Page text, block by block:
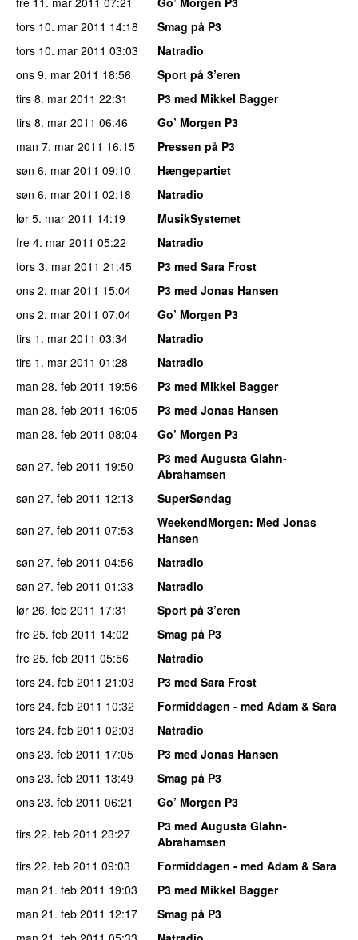
tors 10. mar 2011 14:18
Smag på P3
tors 10. mar 2011 03:03
Natradio
ons 9. mar 2011 18:56
Sport på 3’eren
tirs 8. mar 2011 22:31
P3 med Mikkel Bagger
tirs 8. mar 2011 06:46
Go’ Morgen P3
man 7. mar 2011 16:15
Pressen på P3
søn 6. mar 2011 09:10
Hængepartiet
søn 6. mar 2011 02:18
Natradio
lør 5. mar 2011 14:19
MusikSystemet
fre 4. mar 2011 05:22
Natradio
tors 3. mar 2011 21:45
P3 med Sara Frost
ons 2. mar 2011 15:04
P3 med Jonas Hansen
ons 2. mar 2011 07:04
Go’ Morgen P3
tirs 1. mar 2011 03:34
Natradio
tirs 1. mar 2011 01:28
Natradio
man 28. feb 2011 19:56
P3 med Mikkel Bagger
man 28. feb 2011 16:05
P3 med Jonas Hansen
man 28. feb 2011 08:04
Go’ Morgen P3
søn 27. feb 2011 19:50
P3 med Augusta Glahn-
Abrahamsen
søn 27. feb 2011 12:13
SuperSøndag
søn 27. feb 2011 07:53 WeekendMorgen: Med Jonas
Hansen
søn 27. feb 2011 04:56
Natradio
søn 27. feb 2011 01:33
Natradio
lør 26. feb 2011 17:31
Sport på 3’eren
fre 25. feb 2011 14:02
Smag på P3
fre 25. feb 2011 05:56
Natradio
tors 24. feb 2011 21:03
P3 med Sara Frost
tors 24. feb 2011 10:32
Formiddagen - med Adam & Sara
tors 24. feb 2011 02:03
Natradio
ons 23. feb 2011 17:05
P3 med Jonas Hansen
ons 23. feb 2011 13:49
Smag på P3
ons 23. feb 2011 06:21
Go’ Morgen P3
tirs 22. feb 2011 23:27
P3 med Augusta Glahn-
Abrahamsen
tirs 22. feb 2011 09:03
Formiddagen - med Adam & Sara
man 21. feb 2011 19:03
P3 med Mikkel Bagger
man 21. feb 2011 12:17
Smag på P3